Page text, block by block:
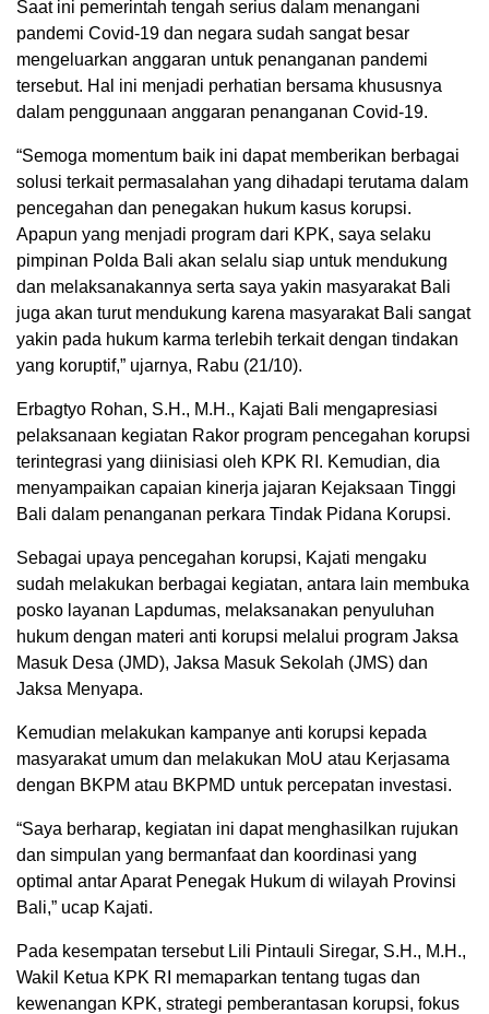
Saat ini pemerintah tengah serius dalam menangani
pandemi Covid-19 dan negara sudah sangat besar
mengeluarkan anggaran untuk penanganan pandemi
tersebut. Hal ini menjadi perhatian bersama khususnya
dalam penggunaan anggaran penanganan Covid-19.
“Semoga momentum baik ini dapat memberikan berbagai
solusi terkait permasalahan yang dihadapi terutama dalam
pencegahan dan penegakan hukum kasus korupsi.
Apapun yang menjadi program dari KPK, saya selaku
pimpinan Polda Bali akan selalu siap untuk mendukung
dan melaksanakannya serta saya yakin masyarakat Bali
juga akan turut mendukung karena masyarakat Bali sangat
yakin pada hukum karma terlebih terkait dengan tindakan
yang koruptif,” ujarnya, Rabu (21/10).
Erbagtyo Rohan, S.H., M.H., Kajati Bali mengapresiasi
pelaksanaan kegiatan Rakor program pencegahan korupsi
terintegrasi yang diinisiasi oleh KPK RI. Kemudian, dia
menyampaikan capaian kinerja jajaran Kejaksaan Tinggi
Bali dalam penanganan perkara Tindak Pidana Korupsi.
Sebagai upaya pencegahan korupsi, Kajati mengaku
sudah melakukan berbagai kegiatan, antara lain membuka
posko layanan Lapdumas, melaksanakan penyuluhan
hukum dengan materi anti korupsi melalui program Jaksa
Masuk Desa (JMD), Jaksa Masuk Sekolah (JMS) dan
Jaksa Menyapa.
Kemudian melakukan kampanye anti korupsi kepada
masyarakat umum dan melakukan MoU atau Kerjasama
dengan BKPM atau BKPMD untuk percepatan investasi.
“Saya berharap, kegiatan ini dapat menghasilkan rujukan
dan simpulan yang bermanfaat dan koordinasi yang
optimal antar Aparat Penegak Hukum di wilayah Provinsi
Bali,” ucap Kajati.
Pada kesempatan tersebut Lili Pintauli Siregar, S.H., M.H.,
Wakil Ketua KPK RI memaparkan tentang tugas dan
kewenangan KPK, strategi pemberantasan korupsi, fokus